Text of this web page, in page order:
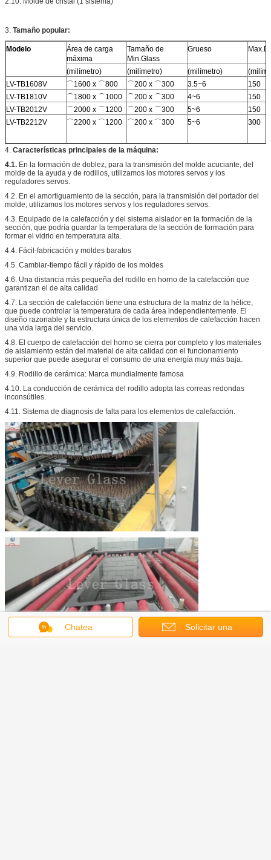
3. Tamaño popular:
Modelo
Área de carga
máxima
Tamaño de
Min.Glass
Grueso
(milímetro) (milímetro) (milímetro)
LV-TB1608V
⌒1600 x ⌒800 ⌒200 x ⌒300 3.5~6
150
LV-TB1810V
⌒1800 x ⌒1000 ⌒200 x ⌒300 4~6
150
LV-TB2012V
⌒2000 x ⌒1200 ⌒200 x ⌒300 5~6
150
LV-TB2212V
⌒2200 x ⌒1200 ⌒200 x ⌒300 5~6 300
4. Características principales de la máquina:
4.1. En la formación de doblez, para la transmisión del molde acuciante, del
molde de la ayuda y de rodillos, utilizamos los motores servos y los
reguladores servos.
4.2. En el amortiguamiento de la sección, para la transmisión del portador del
molde, utilizamos los motores servos y los reguladores servos.
4.3. Equipado de la calefacción y del sistema aislador en la formación de la
sección, que podría guardar la temperatura de la sección de formación para
formar el vidrio en temperatura alta.
4.4. Fácil-fabricación y moldes baratos
4.5. Cambiar-tiempo fácil y rápido de los moldes
4.6. Una distancia más pequeña del rodillo en horno de la calefacción que
garantizan el de alta calidad
4.7. La sección de calefacción tiene una estructura de la matriz de la hélice,
que puede controlar la temperatura de cada área independientemente. El
diseño razonable y la estructura única de los elementos de calefacción hacen
una vida larga del servicio.
4.8. El cuerpo de calefacción del horno se cierra por completo y los materiales
de aislamiento están del material de alta calidad con el funcionamiento
superior que puede asegurar el consumo de una energía muy más baja.
4.9. Rodillo de cerámica: Marca mundialmente famosa
4.10. La conducción de cerámica del rodillo adopta las correas redondas
inconsútiles.
4.11. Sistema de diagnosis de falta para los elementos de calefacción.
Chatea Solicitar una